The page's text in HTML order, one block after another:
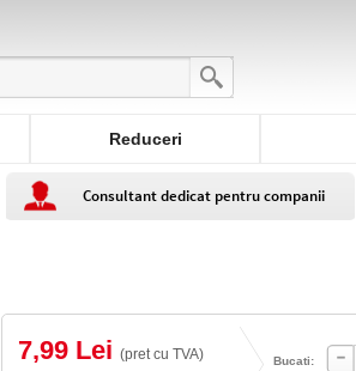
Reduceri
Consultant dedicat pentru companii
7,99 Lei (pret cu TVA)
Bucati: